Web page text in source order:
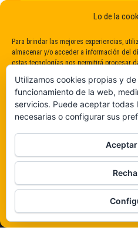
Lo de la
Para brindar las mejores experiencias,
almacenar y/o acceder a información del
estas tecnologías nos permitirá procesar
consentimiento puede afectar
funciones.
De
Veámos
Política de
Funciona gracias a
Utilizamos cookies propias y
funcionamiento de la web,
servicios. Puede aceptar todas
necesarias o configurar sus